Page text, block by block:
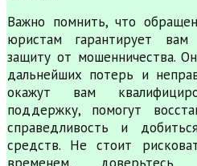
Важно помнить, что
юристам гарантирует вам
защиту от мошенничества.
дальнейших потерь и
окажут вам
поддержку, помогут
справедливость и
средств. Не стоит